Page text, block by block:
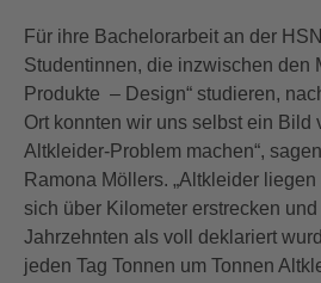
Für ihre Bachelorarbeit an der
Studentinnen, die inzwischen den
Produkte – Design“ studieren,
Ort konnten wir uns selbst ein Bild
Altkleider-Problem machen“,
Ramona Möllers. „Altkleider
sich über Kilometer erstrecken
Jahrzehnten als voll deklariert
jeden Tag Tonnen um Tonnen